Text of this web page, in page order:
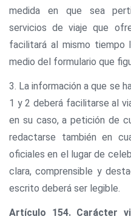
medida en que sea
servicios de viaje que
facilitará al mismo tiempo
medio del formulario que
3. La información a que se
1 y 2 deberá facilitarse al
en su caso, a petición de
redactarse también en
oficiales en el lugar de
clara, comprensible y
escrito deberá ser legible.
Artículo 154. Carácter